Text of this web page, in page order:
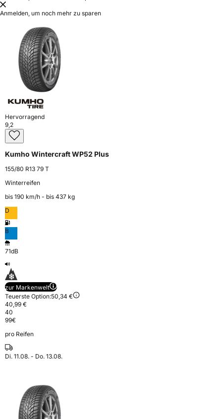
Anmelden, um noch mehr zu sparen
Hervorragend
9,2
Kumho Wintercraft WP52 Plus
155/80 R13 79 T
Winterreifen
bis 190 km⁠/⁠h - bis 437 kg
D
B
71dB
zur Markenwelt
Teuerste Option:50,34 €
40,99 €
40
99€
pro Reifen
Di. 11.08. - Do. 13.08.